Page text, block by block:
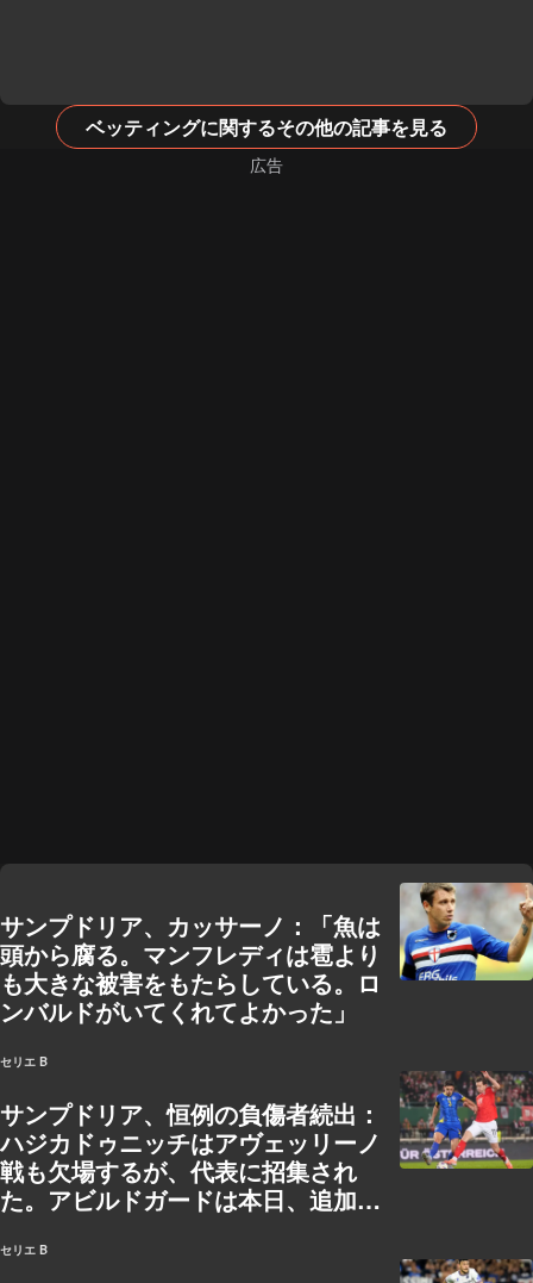
ベッティングに関するその他の記事を見る
サンプドリア、カッサーノ：「魚は
頭から腐る。マンフレディは雹より
も大きな被害をもたらしている。ロ
ンバルドがいてくれてよかった」
セリエ B
サンプドリア、恒例の負傷者続出：
ハジカドゥニッチはアヴェッリーノ
戦も欠場するが、代表に招集され
た。アビルドガードは本日、追加検
セリエ B